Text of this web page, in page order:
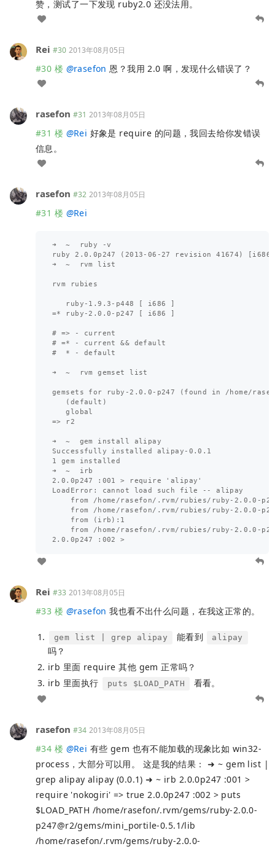
赞，测试了一下发现 ruby2.0 还没法用。
Rei #30 2013年08月05日
#30 楼 @rasefon 恩？我用 2.0 啊，发现什么错误了？
rasefon #31 2013年08月05日
#31 楼 @Rei 好象是 require 的问题，我回去给你发错误
信息。
rasefon #32 2013年08月05日
#31 楼 @Rei
➜  ~  ruby -v
ruby 2.0.0p247 (2013-06-27 revision 41674)
➜  ~  rvm list
rvm rubies
   ruby-1.9.3-p448 [ i686 ]
=* ruby-2.0.0-p247 [ i686 ]
# => - current
# =* - current && default
#  * - default
➜  ~  rvm gemset list
gemsets for ruby-2.0.0-p247 (found in /home/
   (default)
   global
=> r2
➜  ~  gem install alipay
Successfully installed alipay-0.0.1
1 gem installed
➜  ~  irb
2.0.0p247 :001 > require 'alipay'
LoadError: cannot load such file -- alipay
from /home/rasefon/.rvm/rubies/ruby-2.0.0-
from /home/rasefon/.rvm/rubies/ruby-2.0.0-
    from (irb):1
from /home/rasefon/.rvm/rubies/ruby-2.0.0-
Rei #33 2013年08月05日
#33 楼 @rasefon 我也看不出什么问题，在我这正常的。
gem list | grep alipay 能看到 alipay
吗？
irb 里面 require 其他 gem 正常吗？
irb 里面执行
puts $LOAD_PATH 看看。
rasefon #34 2013年08月05日
#34 楼 @Rei 有些 gem 也有不能加载的现象比如 win32-
process，大部分可以用。 这是我的结果： ➜ ~ gem list |
grep alipay alipay (0.0.1) ➜ ~ irb 2.0.0p247 :001 >
require 'nokogiri' => true 2.0.0p247 :002 > puts
$LOAD_PATH /home/rasefon/.rvm/gems/ruby-2.0.0-
p247@r2/gems/mini_portile-0.5.1/lib
/home/rasefon/.rvm/gems/ruby-2.0.0-